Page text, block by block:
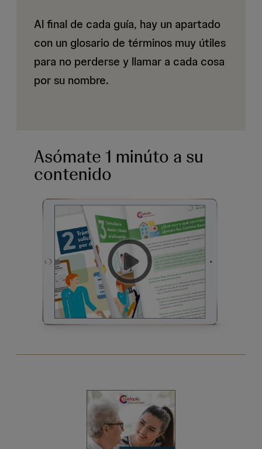
Al final de cada guía, hay un apartado
con un glosario de términos muy útiles
para no perderse y llamar a cada cosa
por su nombre.
Asómate 1 minúto a su
contenido